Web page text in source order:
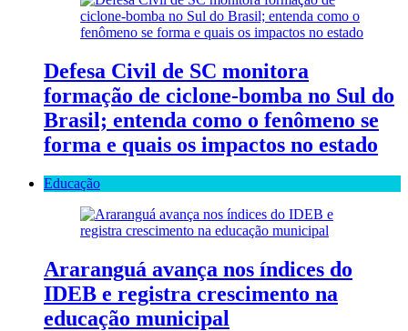
Defesa Civil de SC monitora
formação de ciclone-bomba no Sul do
Brasil; entenda como o fenômeno se
forma e quais os impactos no estado
Educação
Araranguá avança nos índices do
IDEB e registra crescimento na
educação municipal